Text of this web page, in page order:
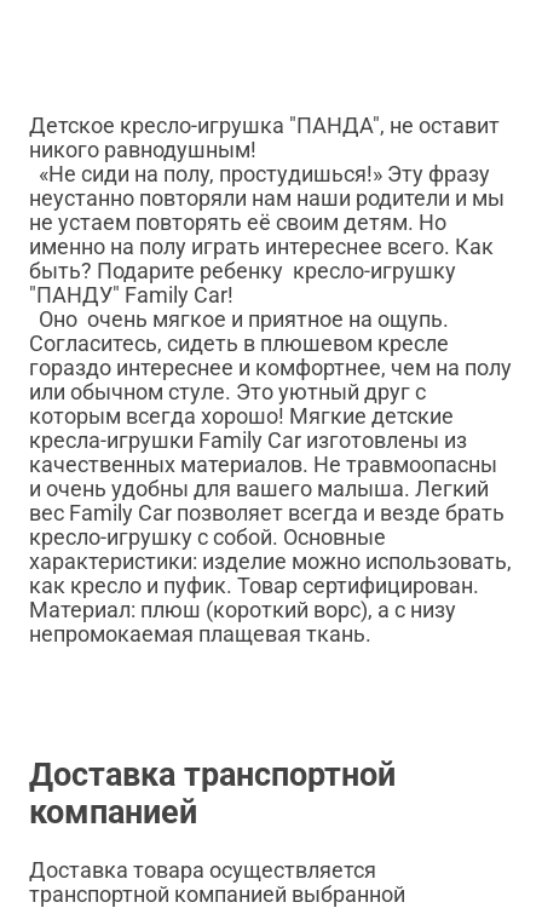
Детское кресло-игрушка "ПАНДА", не оставит
никого равнодушным!
«Не сиди на полу, простудишься!» Эту фразу
неустанно повторяли нам наши родители и мы
не устаем повторять её своим детям. Но
именно на полу играть интереснее всего. Как
быть? Подарите ребенку кресло-игрушку
"ПАНДУ" Family Car!
Оно очень мягкое и приятное на ощупь.
Согласитесь, сидеть в плюшевом кресле
гораздо интереснее и комфортнее, чем на полу
или обычном стуле. Это уютный друг с
которым всегда хорошо! Мягкие детские
кресла-игрушки Family Car изготовлены из
качественных материалов. Не травмоопасны
и очень удобны для вашего малыша. Легкий
вес Family Car позволяет всегда и везде брать
кресло-игрушку с собой. Основные
характеристики: изделие можно использовать,
как кресло и пуфик. Товар сертифицирован.
Материал: плюш (короткий ворс), а с низу
непромокаемая плащевая ткань.
Доставка транспортной
компанией
Доставка товара осуществляется
транспортной компанией выбранной